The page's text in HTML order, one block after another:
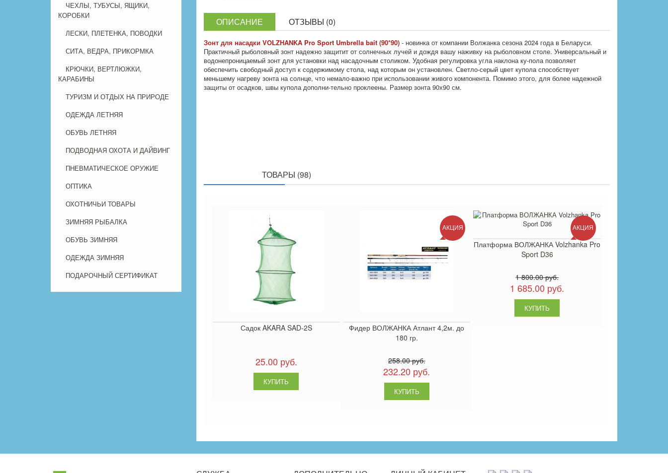
ЧЕХЛЫ, ТУБУСЫ, ЯЩИКИ,
КОРОБКИ
ЛЕСКИ, ПЛЕТЕНКА, ПОВОДКИ
СИТА, ВЕДРА, ПРИКОРМКА
КРЮЧКИ, ВЕРТЛЮЖКИ,
КАРАБИНЫ
ТУРИЗМ И ОТДЫХ НА ПРИРОДЕ
ОДЕЖДА ЛЕТНЯЯ
ОБУВЬ ЛЕТНЯЯ
ПОДВОДНАЯ ОХОТА И ДАЙВИНГ
ПНЕВМАТИЧЕСКОЕ ОРУЖИЕ
ОПТИКА
ОХОТНИЧЬИ ТОВАРЫ
ЗИМНЯЯ РЫБАЛКА
ОБУВЬ ЗИМНЯЯ
ОДЕЖДА ЗИМНЯЯ
ПОДАРОЧНЫЙ СЕРТИФИКАТ
ОПИСАНИЕ ОТЗЫВЫ (0)
Зонт для насадки VOLZHANKA Pro Sport Umbrella bait (90*90)- новинка от компании Волжанка сезона 2024 года в Беларуси.
Практичный рыболовный зонт надежно защитит от солнечных лучей и дождя вашу наживку на рыболовном столе. Универсальный и
водонепроницаемый зонт для установки над насадочным столиком. Удобная регулировка угла наклона ку-пола позволяет
обеспечить свободный доступ к содержимому стола, над которым он установлен. Светло-серый цвет купола способствует
меньшему нагреву зонта на солнце, что немало-важно при использовании живого компонента. Помимо этого, для более надежной
защиты от осадков, швы купола дополни-тельно проклеены. Размер зонта 90х90 см.
ТОВАРЫ (98)
Садок AKARA SAD-2S
25.00 руб.
АКЦИЯ
Фидер ВОЛЖАНКА Атлант 4,2м. до
180 гр.
258.00 руб.
232.20 руб.
АКЦИЯ
Платформа ВОЛЖАНКА Volzhanka Pro
Sport D36
1 800.00 руб.
1 685.00 руб.